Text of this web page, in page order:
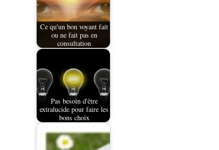
Ce qu'un bon voyant fait
ou ne fait pas en
consultation
Pas besoin d'être
extralucide pour faire les
bons choix